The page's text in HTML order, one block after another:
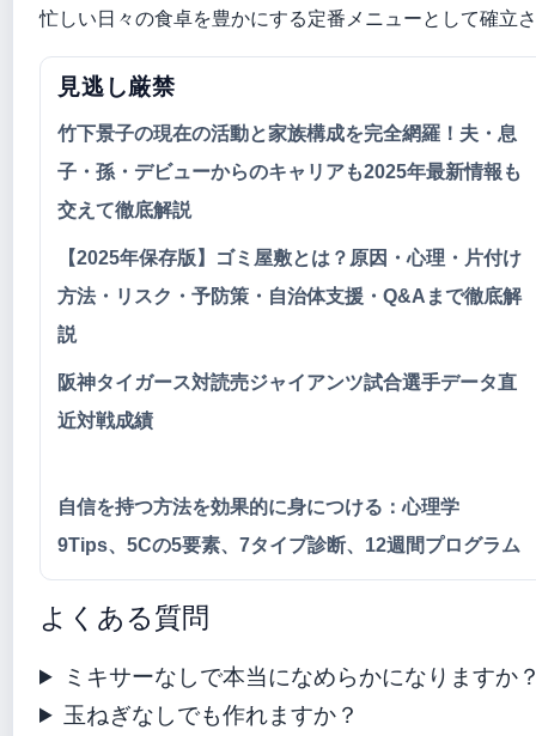
忙しい日々の食卓を豊かにする定番メニューとして確立
見逃し厳禁
竹下景子の現在の活動と家族構成を完全網羅！夫・息
子・孫・デビューからのキャリアも2025年最新情報も
交えて徹底解説
【2025年保存版】ゴミ屋敷とは？原因・心理・片付け
方法・リスク・予防策・自治体支援・Q&Aまで徹底解
説
阪神タイガース対読売ジャイアンツ試合選手データ直
近対戦成績
自信を持つ方法を効果的に身につける：心理学
9Tips、5Cの5要素、7タイプ診断、12週間プログラム
よくある質問
ミキサーなしで本当になめらかになりますか
玉ねぎなしでも作れますか？